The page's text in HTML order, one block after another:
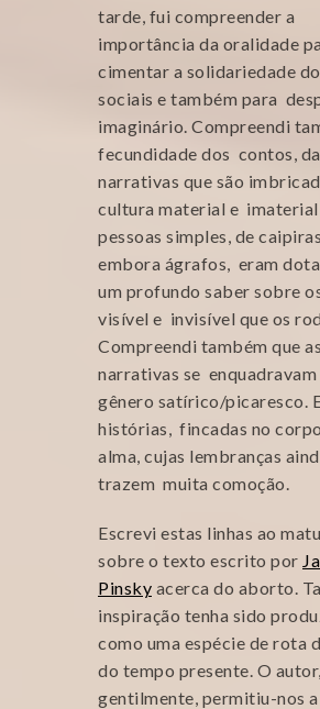
tarde, fui compreender a
importância da oralidade
cimentar a solidariedade
sociais e também para
imaginário. Compreendi
fecundidade dos contos,
narrativas que são
cultura material e imaterial
pessoas simples, de
embora ágrafos, eram
um profundo saber sobre
visível e invisível que os
Compreendi também que as
narrativas se enquadravam
gênero satírico/picaresco.
histórias, fincadas no
alma, cujas lembranças
trazem muita comoção.
Escrevi estas linhas ao
sobre o texto escrito por
Pinsky acerca do aborto.
inspiração tenha sido
como uma espécie de rota
do tempo presente. O autor,
gentilmente, permitiu-nos a